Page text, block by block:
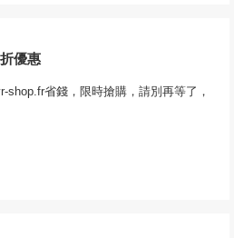
優惠
shop.fr省錢，限時搶購，請別再等了，